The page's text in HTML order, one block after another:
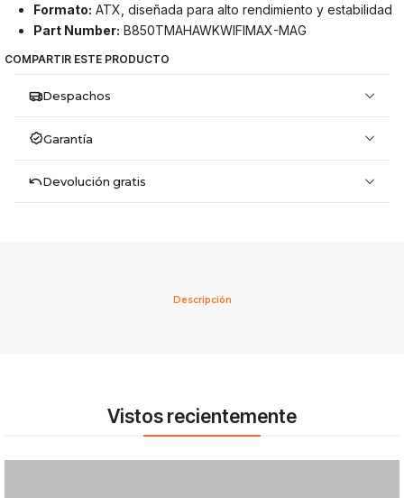
Formato: ATX, diseñada para alto rendimiento y estabilidad
Part Number: B850TMAHAWKWIFIMAX-MAG
COMPARTIR ESTE PRODUCTO
Despachos
Garantía
Devolución gratis
Descripción
Vistos recientemente